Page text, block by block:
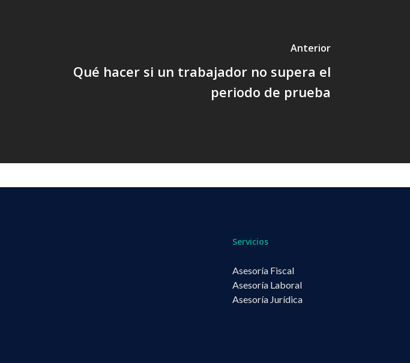
Anterior
Qué hacer si un trabajador no supera el
periodo de prueba
Servicios
Asesoría Fiscal
Asesoría Laboral
Asesoría Jurídica